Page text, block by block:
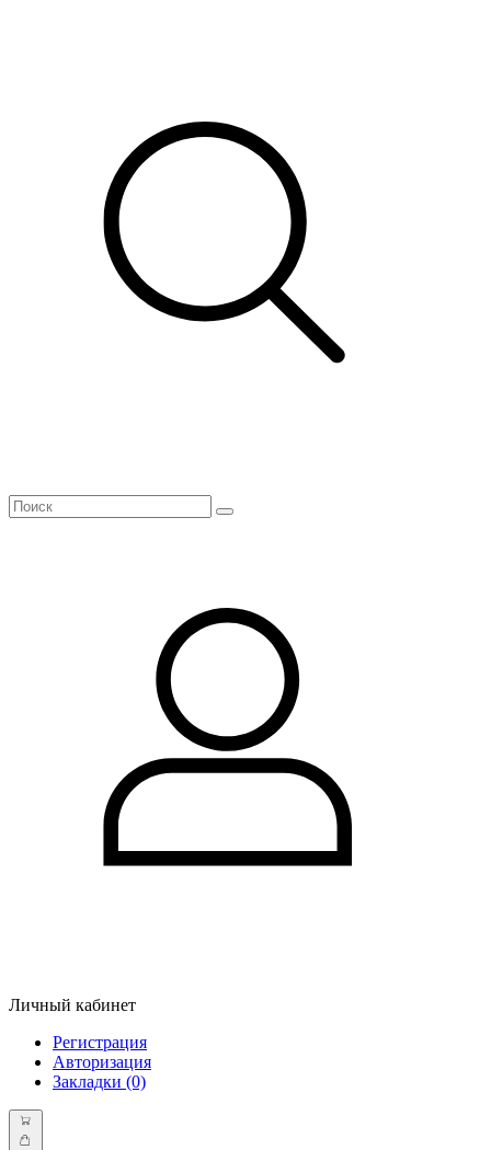
Личный кабинет
Регистрация
Авторизация
Закладки (0)